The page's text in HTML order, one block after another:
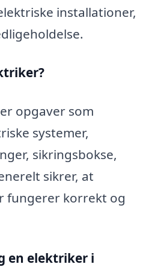
installationer,
opgaver som
systemer,
sikringsbokse,
sikrer, at
fungerer korrekt og
en elektriker i